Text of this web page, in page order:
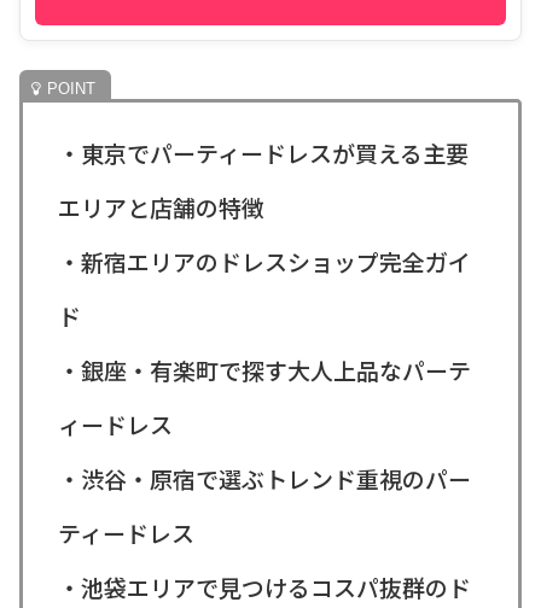
・東京でパーティードレスが買える主要
エリアと店舗の特徴
・新宿エリアのドレスショップ完全ガイ
ド
・銀座・有楽町で探す大人上品なパーテ
ィードレス
・渋谷・原宿で選ぶトレンド重視のパー
ティードレス
・池袋エリアで見つけるコスパ抜群のド